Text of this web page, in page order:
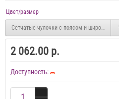
Цвет/размер
Сетчатые чулочки с поясом и широкой
2 062.00 р.
Доступность: